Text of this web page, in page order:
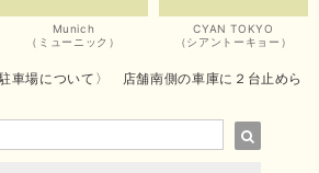
Munich
（ミューニック）
CYAN TOKYO
（シアントーキョー）
場について〉 店舗南側の車庫に２台止めら